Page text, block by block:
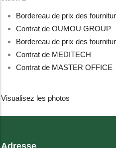
Bordereau de prix des
Contrat de OUMOU GROUP
Bordereau de prix des
Contrat de MEDITECH
Contrat de MASTER OFFICE
Visualisez les photos